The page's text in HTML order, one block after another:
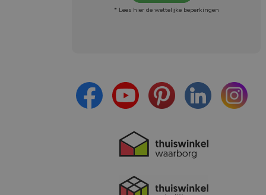
* Lees hier de wettelijke beperkingen